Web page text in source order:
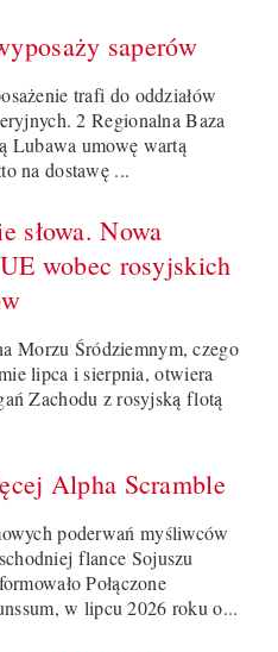
saperów
trafi do oddziałów
2 Regionalna Baza
Lubawa umowę wartą
na dostawę ...
słowa. Nowa
wobec rosyjskich
Morzu Śródziemnym, czego
lipca i sierpnia, otwiera
Zachodu z rosyjską flotą
Alpha Scramble
poderwań myśliwców
flance Sojuszu
Połączone
w lipcu 2026 roku o...